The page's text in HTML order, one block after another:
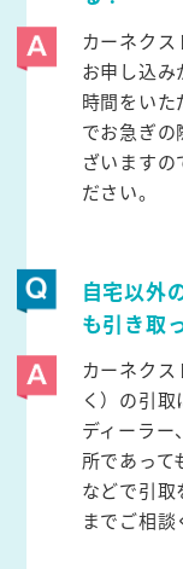
カーネクス
お申し込み
時間をい
でお急ぎ
ざいますの
ださい。
自宅以外
も引き取
カーネク
く）の引
ディーラー
所であって
などで引取
までご相談